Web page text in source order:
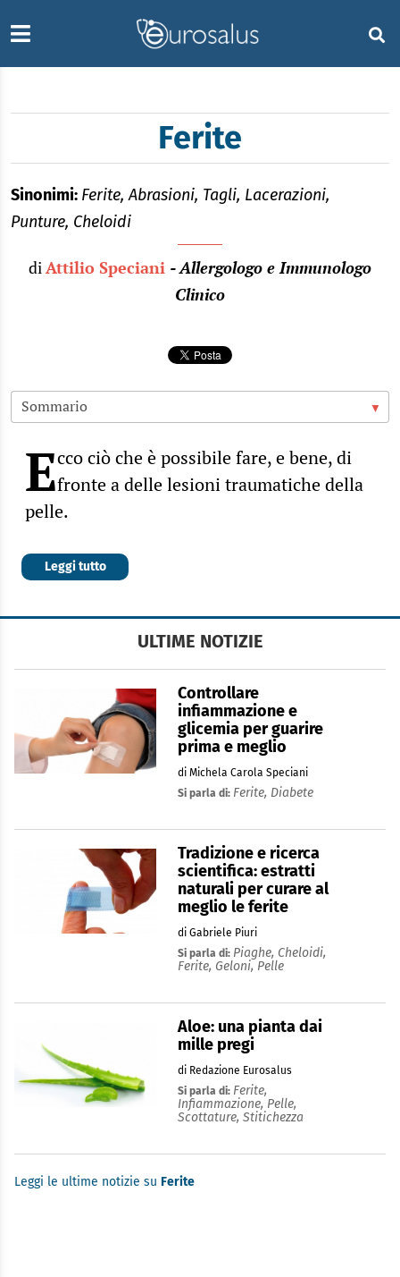
Ferite
Sinonimi: Ferite, Abrasioni, Tagli, Lacerazioni,
Punture, Cheloidi
diAttilio Speciani - Allergologo e Immunologo
Clinico
Ecco ciò che è possibile fare, e bene, di
fronte a delle lesioni traumatiche della
pelle.
Leggi tutto
ULTIME NOTIZIE
Controllare
infiammazione e
glicemia per guarire
prima e meglio
di Michela Carola Speciani
Si parla di: Ferite, Diabete
Tradizione e ricerca
scientifica: estratti
naturali per curare al
meglio le ferite
di Gabriele Piuri
Si parla di: Piaghe, Cheloidi,
Ferite, Geloni, Pelle
Aloe: una pianta dai
mille pregi
di Redazione Eurosalus
Si parla di: Ferite,
Infiammazione, Pelle,
Scottature,Stitichezza
Leggi le ultime notizie su Ferite